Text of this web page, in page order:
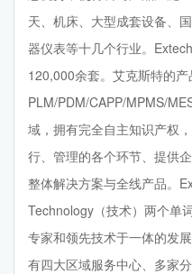
天、机床、大型成套设备、
器仪表等十几个行业。
120,000余套。艾克斯特的产
PLM/PDM/CAPP/MPMS/
域，拥有完全自主知识产权
行、管理的各个环节、提供
整体解决方案与全线产品。
Technology（技术）两个单
专家和领先技术于一体的发
有四大区域服务中心、多家